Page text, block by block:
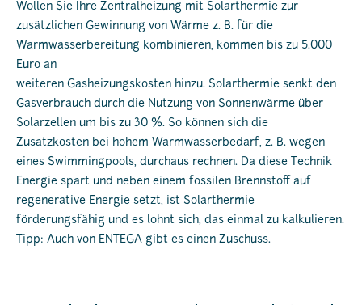
Wollen Sie Ihre Zentralheizung mit Solarthermie zur
zusätzlichen Gewinnung von Wärme z. B. für die
Warmwasserbereitung kombinieren, kommen bis zu 5.000
Euro an
weiteren Gasheizungskosten hinzu. Solarthermie senkt den
Gasverbrauch durch die Nutzung von Sonnenwärme über
Solarzellen um bis zu 30 %. So können sich die
Zusatzkosten bei hohem Warmwasserbedarf, z. B. wegen
eines Swimmingpools, durchaus rechnen. Da diese Technik
Energie spart und neben einem fossilen Brennstoff auf
regenerative Energie setzt, ist Solarthermie
förderungsfähig und es lohnt sich, das einmal zu kalkulieren.
Tipp: Auch von ENTEGA gibt es einen Zuschuss.